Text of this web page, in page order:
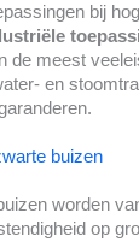
bij
de meest
en
buizen
worden
op